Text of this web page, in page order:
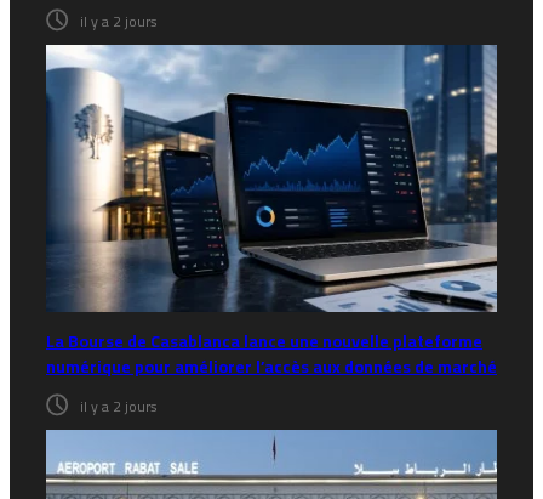
il y a 2 jours
La Bourse de Casablanca lance une nouvelle plateforme
numérique pour améliorer l’accès aux données de marché
il y a 2 jours